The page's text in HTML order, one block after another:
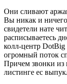
Они сливают
Вы никак и
свидетели нате
расписываетесь
колл-центр DotBig
огромный поток
Причем звонки из
листинге ес